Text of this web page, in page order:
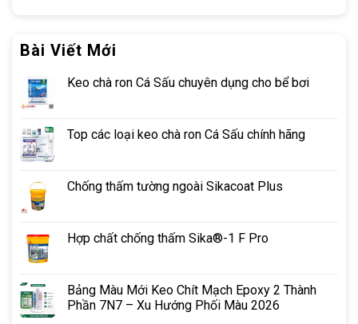
Bài Viết Mới
Keo chà ron Cá Sấu chuyên dụng cho bể bơi
Top các loại keo chà ron Cá Sấu chính hãng
Chống thấm tường ngoài Sikacoat Plus
Hợp chất chống thấm Sika®-1 F Pro
Bảng Màu Mới Keo Chít Mạch Epoxy 2 Thành
Phần 7N7 – Xu Hướng Phối Màu 2026